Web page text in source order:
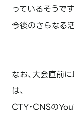
っているそうです
今後のさらなる
なお、大会直前
は、
CTY・CNSの